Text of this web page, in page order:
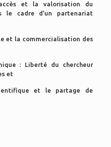
et la valorisation du
le cadre d’un partenariat
et la commercialisation des
: Liberté du chercheur
et
et le partage de